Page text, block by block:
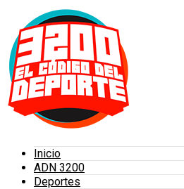
Inicio
ADN 3200
Deportes